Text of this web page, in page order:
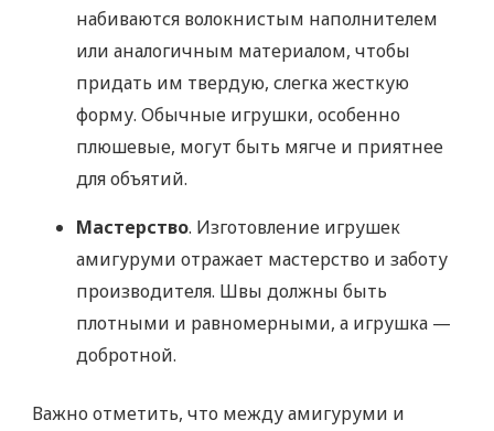
набиваются волокнистым наполнителем
или аналогичным материалом, чтобы
придать им твердую, слегка жесткую
форму. Обычные игрушки, особенно
плюшевые, могут быть мягче и приятнее
для объятий.
Мастерство. Изготовление игрушек
амигуруми отражает мастерство и заботу
производителя. Швы должны быть
плотными и равномерными, а игрушка —
добротной.
Важно отметить, что между амигуруми и